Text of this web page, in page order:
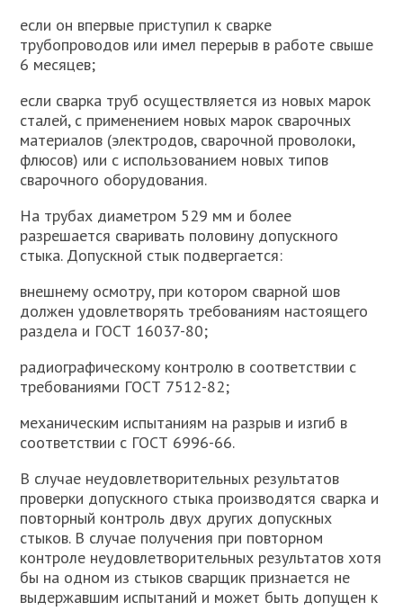
если он впервые приступил к сварке
трубопроводов или имел перерыв в работе свыше
6 месяцев;
если сварка труб осуществляется из новых марок
сталей, с применением новых марок сварочных
материалов (электродов, сварочной проволоки,
флюсов) или с использованием новых типов
сварочного оборудования.
На трубах диаметром 529 мм и более
разрешается сваривать половину допускного
стыка. Допускной стык подвергается:
внешнему осмотру, при котором сварной шов
должен удовлетворять требованиям настоящего
раздела и ГОСТ 16037-80;
радиографическому контролю в соответствии с
требованиями ГОСТ 7512-82;
механическим испытаниям на разрыв и изгиб в
соответствии с ГОСТ 6996-66.
В случае неудовлетворительных результатов
проверки допускного стыка производятся сварка и
повторный контроль двух других допускных
стыков. В случае получения при повторном
контроле неудовлетворительных результатов хотя
бы на одном из стыков сварщик признается не
выдержавшим испытаний и может быть допущен к